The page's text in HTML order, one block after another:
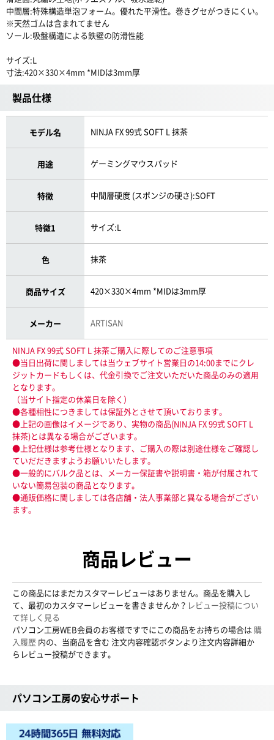
中間層:特殊構造単泡フォーム。優れた平滑性。巻きグセがつきにくい。
※天然ゴムは含まれてません
ソール:吸盤構造による鉄壁の防滑性能
サイズ:L
寸法:420×330×4mm *MIDは3mm厚
製品仕様
モデル名 NINJA FX 99式 SOFT L 抹茶
用途 ゲーミングマウスパッド
特徴 中間層硬度 (スポンジの硬さ):SOFT
特徴1 サイズ:L
色 抹茶
商品サイズ 420×330×4mm *MIDは3mm厚
メーカー ARTISAN
NINJA FX 99式 SOFT L 抹茶ご購入に際してのご注意事項
●当日出荷に関しましては当ウェブサイト営業日の14:00までにクレ
ジットカードもしくは、代金引換でご注文いただいた商品のみの適用
となります。
（当サイト指定の休業日を除く）
●各種相性につきましては保証外とさせて頂いております。
●上記の画像はイメージであり、実物の商品(NINJA FX 99式 SOFT L
抹茶)とは異なる場合がございます。
●上記仕様は参考仕様となります、ご購入の際は別途仕様をご確認し
ていだだきますようお願いいたします。
●一般的にバルク品とは、メーカー保証書や説明書・箱が付属されて
いない簡易包装の商品となります。
●通販価格に関しましては各店舗・法人事業部と異なる場合がござい
ます。
商品レビュー
この商品にはまだカスタマーレビューはありません。商品を購入し
て、最初のカスタマーレビューを書きませんか？ レビュー投稿につい
て詳しく見る
パソコン工房WEB会員のお客様ですでにこの商品をお持ちの場合は 購
入履歴 内の、当商品を含む 注文内容確認ボタンより注文内容詳細か
らレビュー投稿ができます。
パソコン工房の安心サポート